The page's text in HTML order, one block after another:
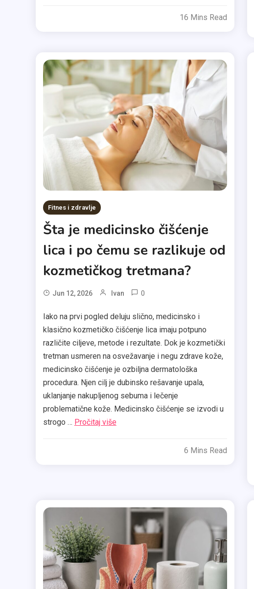
16 Mins Read
Fitnes i zdravlje
Šta je medicinsko čišćenje
lica i po čemu se razlikuje od
kozmetičkog tretmana?
Jun 12, 2026 Ivan 0
Iako na prvi pogled deluju slično, medicinsko i
klasično kozmetičko čišćenje lica imaju potpuno
različite ciljeve, metode i rezultate. Dok je kozmetički
tretman usmeren na osvežavanje i negu zdrave kože,
medicinsko čišćenje je ozbiljna dermatološka
procedura. Njen cilj je dubinsko rešavanje upala,
uklanjanje nakupljenog sebuma i lečenje
problematične kože. Medicinsko čišćenje se izvodi u
strogo … Pročitaj više
6 Mins Read